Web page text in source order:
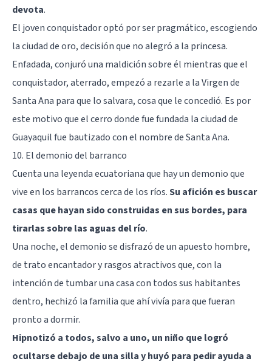
devota.
El joven conquistador optó por ser pragmático, escogiendo
la ciudad de oro, decisión que no alegró a la princesa.
Enfadada, conjuró una maldición sobre él mientras que el
conquistador, aterrado, empezó a rezarle a la Virgen de
Santa Ana para que lo salvara, cosa que le concedió. Es por
este motivo que el cerro donde fue fundada la ciudad de
Guayaquil fue bautizado con el nombre de Santa Ana.
10. El demonio del barranco
Cuenta una leyenda ecuatoriana que hay un demonio que
vive en los barrancos cerca de los ríos.Su afición es buscar
casas que hayan sido construidas en sus bordes, para
tirarlas sobre las aguas del río.
Una noche, el demonio se disfrazó de un apuesto hombre,
de trato encantador y rasgos atractivos que, con la
intención de tumbar una casa con todos sus habitantes
dentro, hechizó la familia que ahí vivía para que fueran
pronto a dormir.
Hipnotizó a todos, salvo a uno, un niño que logró
ocultarse debajo de una silla y huyó para pedir ayuda a